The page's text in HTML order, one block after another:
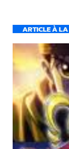
ARTICLE À LA